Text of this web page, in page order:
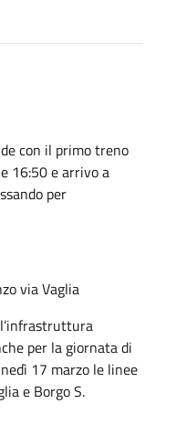
con il primo treno
16:50 e arrivo a
per
via Vaglia
per la giornata di
17 marzo le linee
e Borgo S.